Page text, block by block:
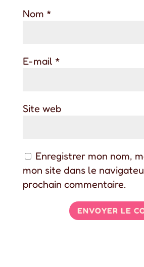
Nom *
E-mail *
Site web
Enregistrer mon nom,
mon site dans le
prochain commentaire.